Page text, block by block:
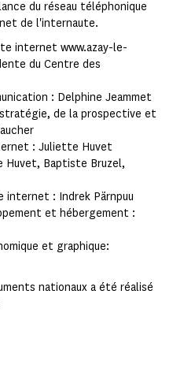
du réseau téléphonique
de l'internaute.
internet www.azay-le-
du Centre des
: Delphine Jeammet
stratégie, de la prospective et
: Juliette Huvet
Huvet, Baptiste Bruzel,
internet : Indrek Pärnpuu
et hébergement :
et graphique:
nationaux a été réalisé